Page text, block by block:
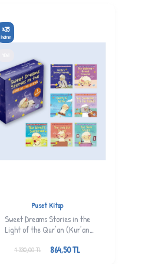
%35
İndirim
Puset Kitap
Sweet Dreams Stories in the
Light of the Qur’an (Kur’an
1.330,00TL 864,50TL